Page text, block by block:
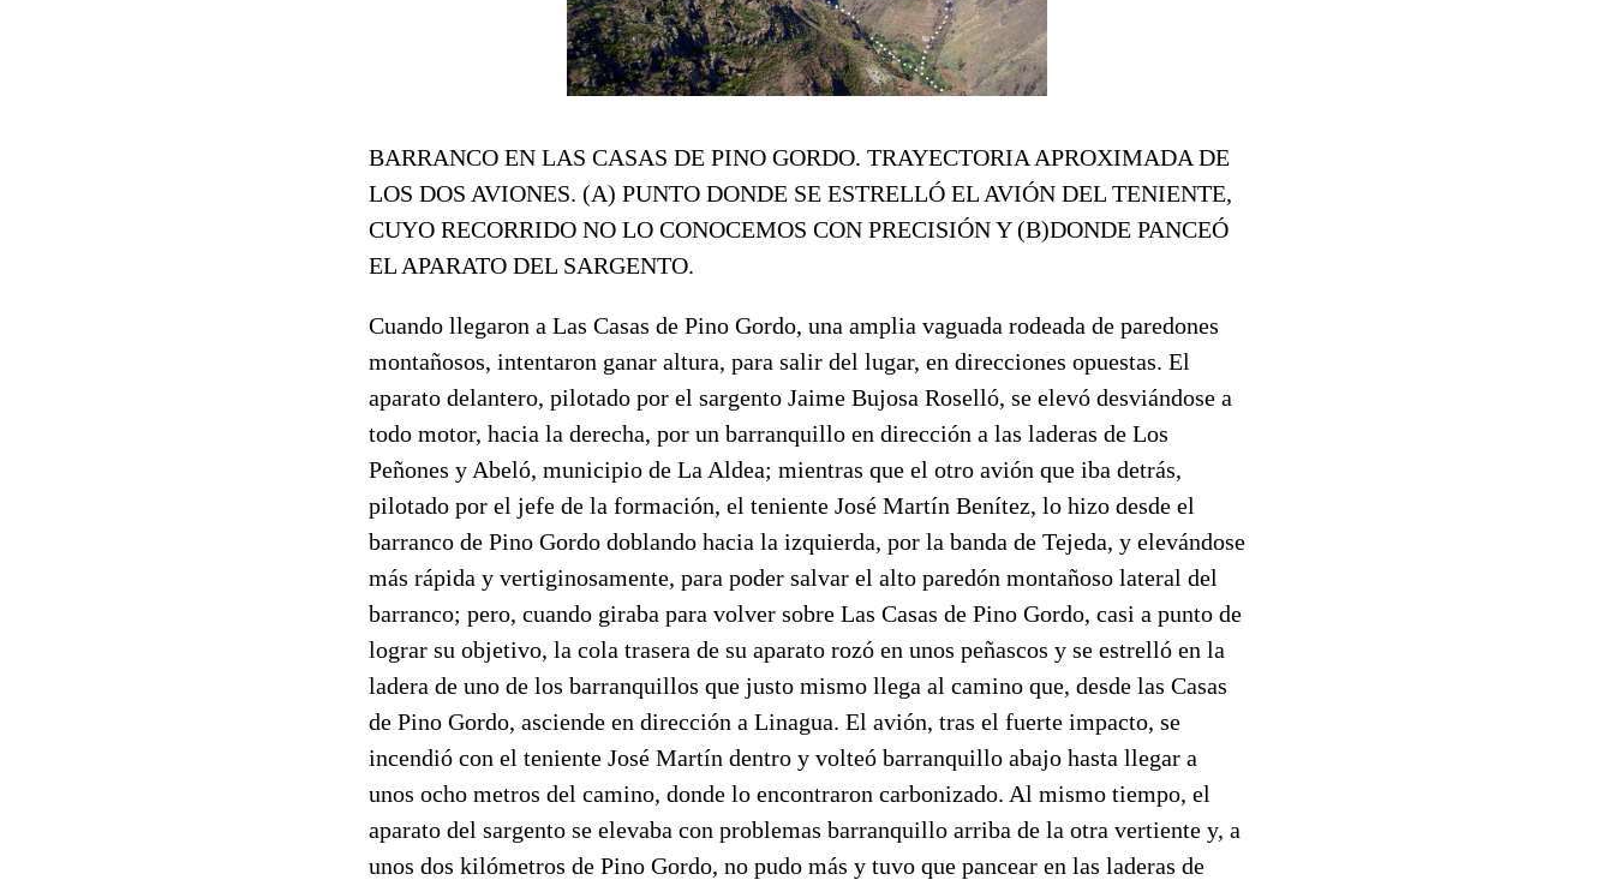
BARRANCO EN LAS CASAS DE PINO GORDO. TRAYECTORIA APROXIMADA DE
LOS DOS AVIONES. (A) PUNTO DONDE SE ESTRELLÓ EL AVIÓN DEL TENIENTE,
CUYO RECORRIDO NO LO CONOCEMOS CON PRECISIÓN Y (B)DONDE PANCEÓ
EL APARATO DEL SARGENTO.
Cuando llegaron a Las Casas de Pino Gordo, una amplia vaguada rodeada de paredones
montañosos, intentaron ganar altura, para salir del lugar, en direcciones opuestas. El
aparato delantero, pilotado por el sargento Jaime Bujosa Roselló, se elevó desviándose a
todo motor, hacia la derecha, por un barranquillo en dirección a las laderas de Los
Peñones y Abeló, municipio de La Aldea; mientras que el otro avión que iba detrás,
pilotado por el jefe de la formación, el teniente José Martín Benítez, lo hizo desde el
barranco de Pino Gordo doblando hacia la izquierda, por la banda de Tejeda, y elevándose
más rápida y vertiginosamente, para poder salvar el alto paredón montañoso lateral del
barranco; pero, cuando giraba para volver sobre Las Casas de Pino Gordo, casi a punto de
lograr su objetivo, la cola trasera de su aparato rozó en unos peñascos y se estrelló en la
ladera de uno de los barranquillos que justo mismo llega al camino que, desde las Casas
de Pino Gordo, asciende en dirección a Linagua. El avión, tras el fuerte impacto, se
incendió con el teniente José Martín dentro y volteó barranquillo abajo hasta llegar a
unos ocho metros del camino, donde lo encontraron carbonizado. Al mismo tiempo, el
aparato del sargento se elevaba con problemas barranquillo arriba de la otra vertiente y, a
unos dos kilómetros de Pino Gordo, no pudo más y tuvo que pancear en las laderas de